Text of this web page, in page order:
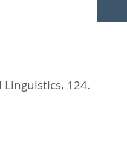
124.